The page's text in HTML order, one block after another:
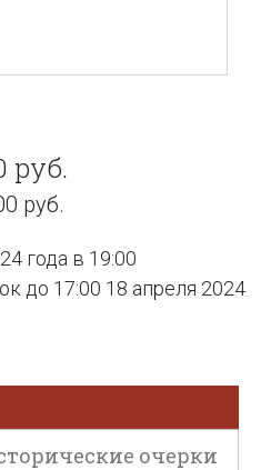
руб.
руб.
года в 19:00
до 17:00 18 апреля 2024
очерки